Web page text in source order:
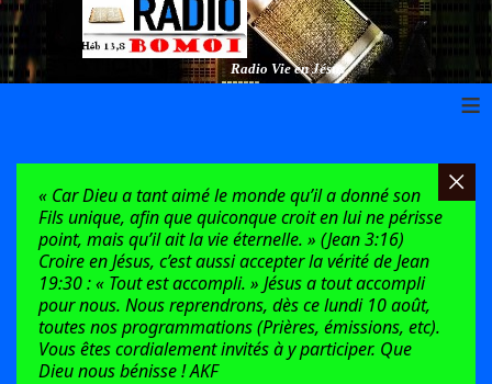
Radio Vie en Jésus
≡
« Car Dieu a tant aimé le monde qu’il a donné son
Fils unique, afin que quiconque croit en lui ne périsse
point, mais qu’il ait la vie éternelle. » (Jean 3:16)
Croire en Jésus, c’est aussi accepter la vérité de Jean
19:30 : « Tout est accompli. » Jésus a tout accompli
pour nous. Nous reprendrons, dès ce lundi 10 août,
toutes nos programmations (Prières, émissions, etc).
Vous êtes cordialement invités à y participer. Que
Dieu nous bénisse ! AKF